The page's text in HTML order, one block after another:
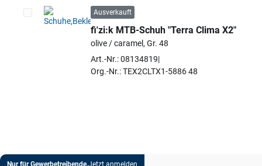
Artikel auswählen
Ausverkauft
fi'zi:k MTB-Schuh "Terra Clima X2"
olive / caramel, Gr. 48
Art.-Nr.: 08134819
Org.-Nr.: TEX2CLTX1-5886 48
Nur für Gewerbetreibende.Jetzt anmelden